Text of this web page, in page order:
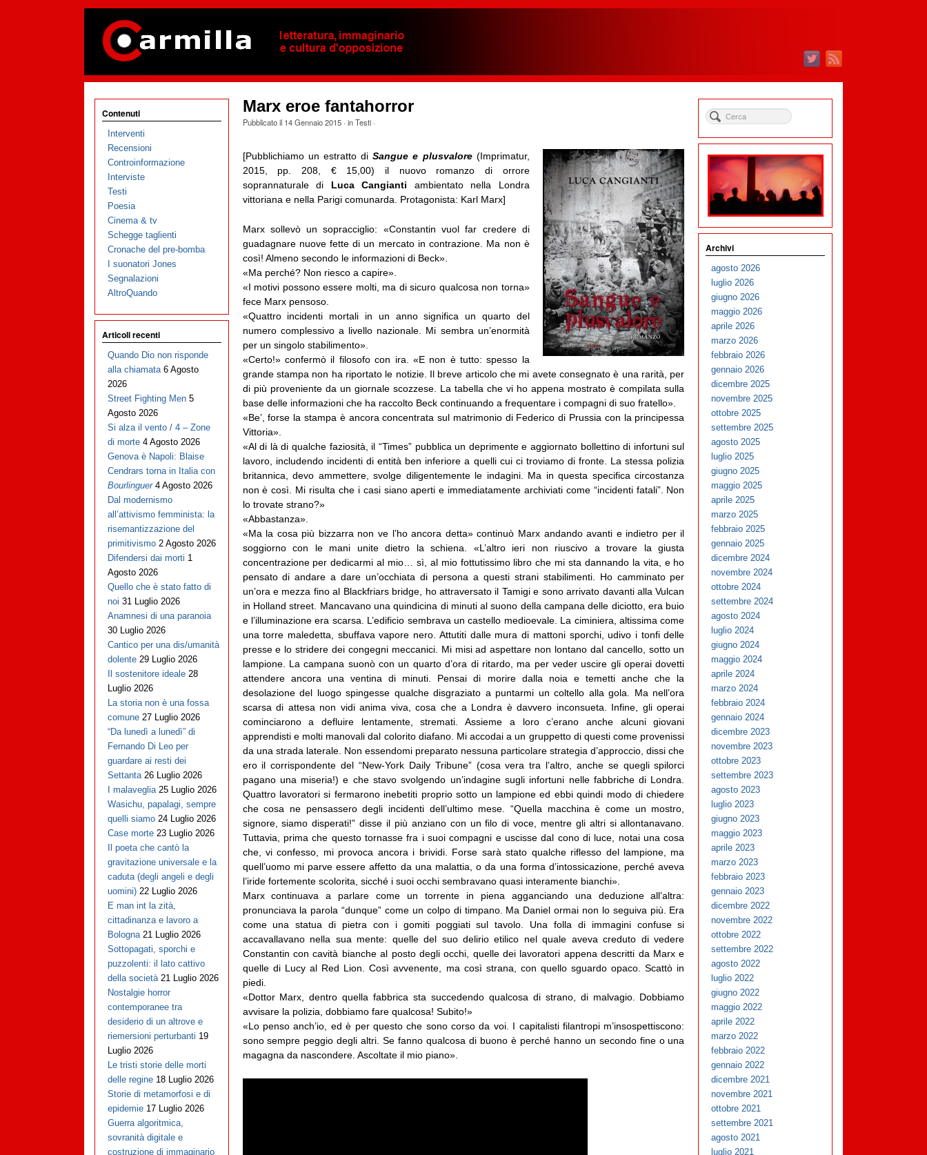
Marx eroe fantahorror
Pubblicato il 14 Gennaio 2015· inTesti·
[Pubblichiamo un estratto diSangue e plusvalore(Imprimatur,
2015, pp. 208, € 15,00) il nuovo romanzo di orrore
soprannaturale di Luca Cangianti ambientato nella Londra
vittoriana e nella Parigi comunarda. Protagonista: Karl Marx]
Marx sollevò un sopracciglio: «Constantin vuol far credere di
guadagnare nuove fette di un mercato in contrazione. Ma non è
così! Almeno secondo le informazioni di Beck».
«Ma perché? Non riesco a capire».
«I motivi possono essere molti, ma di sicuro qualcosa non torna»
fece Marx pensoso.
«Quattro incidenti mortali in un anno significa un quarto del
numero complessivo a livello nazionale. Mi sembra un’enormità
per un singolo stabilimento».
«Certo!» confermò il filosofo con ira. «E non è tutto: spesso la
grande stampa non ha riportato le notizie. Il breve articolo che mi avete consegnato è una rarità, per
di più proveniente da un giornale scozzese. La tabella che vi ho appena mostrato è compilata sulla
base delle informazioni che ha raccolto Beck continuando a frequentare i compagni di suo fratello».
«Be’, forse la stampa è ancora concentrata sul matrimonio di Federico di Prussia con la principessa
Vittoria».
«Al di là di qualche faziosità, il “Times” pubblica un deprimente e aggiornato bollettino di infortuni sul
lavoro, includendo incidenti di entità ben inferiore a quelli cui ci troviamo di fronte. La stessa polizia
britannica, devo ammettere, svolge diligentemente le indagini. Ma in questa specifica circostanza
non è così. Mi risulta che i casi siano aperti e immediatamente archiviati come “incidenti fatali”. Non
lo trovate strano?»
«Abbastanza».
«Ma la cosa più bizzarra non ve l’ho ancora detta» continuò Marx andando avanti e indietro per il
soggiorno con le mani unite dietro la schiena. «L’altro ieri non riuscivo a trovare la giusta
concentrazione per dedicarmi al mio… sì, al mio fottutissimo libro che mi sta dannando la vita, e ho
pensato di andare a dare un’occhiata di persona a questi strani stabilimenti. Ho camminato per
un’ora e mezza fino al Blackfriars bridge, ho attraversato il Tamigi e sono arrivato davanti alla Vulcan
in Holland street. Mancavano una quindicina di minuti al suono della campana delle diciotto, era buio
e l’illuminazione era scarsa. L’edificio sembrava un castello medioevale. La ciminiera, altissima come
una torre maledetta, sbuffava vapore nero. Attutiti dalle mura di mattoni sporchi, udivo i tonfi delle
presse e lo stridere dei congegni meccanici. Mi misi ad aspettare non lontano dal cancello, sotto un
lampione. La campana suonò con un quarto d’ora di ritardo, ma per veder uscire gli operai dovetti
attendere ancora una ventina di minuti. Pensai di morire dalla noia e temetti anche che la
desolazione del luogo spingesse qualche disgraziato a puntarmi un coltello alla gola. Ma nell’ora
scarsa di attesa non vidi anima viva, cosa che a Londra è davvero inconsueta. Infine, gli operai
cominciarono a defluire lentamente, stremati. Assieme a loro c’erano anche alcuni giovani
apprendisti e molti manovali dal colorito diafano. Mi accodai a un gruppetto di questi come provenissi
da una strada laterale. Non essendomi preparato nessuna particolare strategia d’approccio, dissi che
ero il corrispondente del “New-York Daily Tribune” (cosa vera tra l’altro, anche se quegli spilorci
pagano una miseria!) e che stavo svolgendo un’indagine sugli infortuni nelle fabbriche di Londra.
Quattro lavoratori si fermarono inebetiti proprio sotto un lampione ed ebbi quindi modo di chiedere
che cosa ne pensassero degli incidenti dell’ultimo mese. “Quella macchina è come un mostro,
signore, siamo disperati!” disse il più anziano con un filo di voce, mentre gli altri si allontanavano.
Tuttavia, prima che questo tornasse fra i suoi compagni e uscisse dal cono di luce, notai una cosa
che, vi confesso, mi provoca ancora i brividi. Forse sarà stato qualche riflesso del lampione, ma
quell’uomo mi parve essere affetto da una malattia, o da una forma d’intossicazione, perché aveva
l’iride fortemente scolorita, sicché i suoi occhi sembravano quasi interamente bianchi».
Marx continuava a parlare come un torrente in piena agganciando una deduzione all’altra:
pronunciava la parola “dunque” come un colpo di timpano. Ma Daniel ormai non lo seguiva più. Era
come una statua di pietra con i gomiti poggiati sul tavolo. Una folla di immagini confuse si
accavallavano nella sua mente: quelle del suo delirio etilico nel quale aveva creduto di vedere
Constantin con cavità bianche al posto degli occhi, quelle dei lavoratori appena descritti da Marx e
quelle di Lucy al Red Lion. Così avvenente, ma così strana, con quello sguardo opaco. Scattò in
piedi.
«Dottor Marx, dentro quella fabbrica sta succedendo qualcosa di strano, di malvagio. Dobbiamo
avvisare la polizia, dobbiamo fare qualcosa! Subito!»
«Lo penso anch’io, ed è per questo che sono corso da voi. I capitalisti filantropi m’insospettiscono:
sono sempre peggio degli altri. Se fanno qualcosa di buono è perché hanno un secondo fine o una
magagna da nascondere. Ascoltate il mio piano».
Contenuti
Interventi
Recensioni
Controinformazione
Interviste
Testi
Poesia
Cinema & tv
Schegge taglienti
Cronache del pre-bomba
I suonatori Jones
Segnalazioni
AltroQuando
Articoli recenti
Quando Dio non risponde
alla chiamata 6 Agosto
2026
Street Fighting Men 5
Agosto 2026
Si alza il vento / 4 – Zone
di morte 4 Agosto 2026
Genova è Napoli: Blaise
Cendrars torna in Italia con
Bourlinguer 4 Agosto 2026
Dal modernismo
all’attivismo femminista: la
risemantizzazione del
primitivismo 2 Agosto 2026
Difendersi dai morti 1
Agosto 2026
Quello che è stato fatto di
noi 31 Luglio 2026
Anamnesi di una paranoia
30 Luglio 2026
Cantico per una dis/umanità
dolente 29 Luglio 2026
Il sostenitore ideale 28
Luglio 2026
La storia non è una fossa
comune 27 Luglio 2026
“Da lunedì a lunedì” di
Fernando Di Leo per
guardare ai resti dei
Settanta 26 Luglio 2026
I malaveglia 25 Luglio 2026
Wasichu, papalagi, sempre
quelli siamo 24 Luglio 2026
Case morte 23 Luglio 2026
Il poeta che cantò la
gravitazione universale e la
caduta (degli angeli e degli
uomini) 22 Luglio 2026
E man int la zità,
cittadinanza e lavoro a
Bologna 21 Luglio 2026
Sottopagati, sporchi e
puzzolenti: il lato cattivo
della società 21 Luglio 2026
Nostalgie horror
contemporanee tra
desiderio di un altrove e
riemersioni perturbanti 19
Luglio 2026
Le tristi storie delle morti
delle regine 18 Luglio 2026
Storie di metamorfosi e di
epidemie 17 Luglio 2026
Guerra algoritmica,
sovranità digitale e
costruzione di immaginario
Archivi
agosto 2026
luglio 2026
giugno 2026
maggio 2026
aprile 2026
marzo 2026
febbraio 2026
gennaio 2026
dicembre 2025
novembre 2025
ottobre 2025
settembre 2025
agosto 2025
luglio 2025
giugno 2025
maggio 2025
aprile 2025
marzo 2025
febbraio 2025
gennaio 2025
dicembre 2024
novembre 2024
ottobre 2024
settembre 2024
agosto 2024
luglio 2024
giugno 2024
maggio 2024
aprile 2024
marzo 2024
febbraio 2024
gennaio 2024
dicembre 2023
novembre 2023
ottobre 2023
settembre 2023
agosto 2023
luglio 2023
giugno 2023
maggio 2023
aprile 2023
marzo 2023
febbraio 2023
gennaio 2023
dicembre 2022
novembre 2022
ottobre 2022
settembre 2022
agosto 2022
luglio 2022
giugno 2022
maggio 2022
aprile 2022
marzo 2022
febbraio 2022
gennaio 2022
dicembre 2021
novembre 2021
ottobre 2021
settembre 2021
agosto 2021
luglio 2021